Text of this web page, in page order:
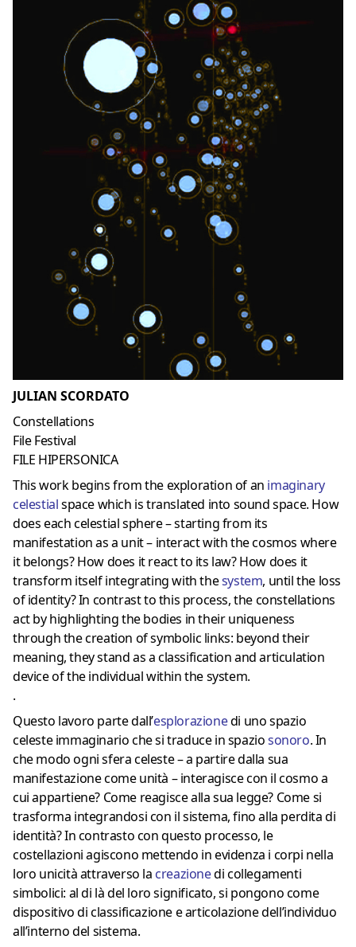
JULIAN SCORDATO
Constellations
File Festival
FILE HIPERSONICA
This work begins from the exploration of an imaginary
celestialspace which is translated into sound space. How
does each celestial sphere – starting from its
manifestation as a unit – interact with the cosmos where
it belongs? How does it react to its law? How does it
transform itself integrating with thesystem, until the loss
of identity? In contrast to this process, the constellations
act by highlighting the bodies in their uniqueness
through the creation of symbolic links: beyond their
meaning, they stand as a classification and articulation
device of the individual within the system.
.
Questo lavoro parte dall’esplorazionedi uno spazio
celeste immaginario che si traduce in spaziosonoro. In
che modo ogni sfera celeste – a partire dalla sua
manifestazione come unità – interagisce con il cosmo a
cui appartiene? Come reagisce alla sua legge? Come si
trasforma integrandosi con il sistema, fino alla perdita di
identità? In contrasto con questo processo, le
costellazioni agiscono mettendo in evidenza i corpi nella
loro unicità attraverso la creazionedi collegamenti
simbolici: al di là del loro significato, si pongono come
dispositivo di classificazione e articolazione dell’individuo
all’interno del sistema.